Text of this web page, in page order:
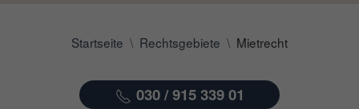
Startseite Rechtsgebiete Mietrecht
030 / 915 339 01